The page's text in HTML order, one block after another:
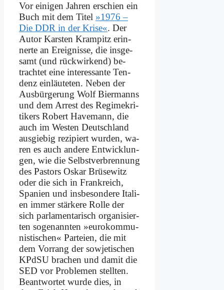
Vor ei­ni­gen Jah­ren er­schien ein
Buch mit dem Ti­tel »1976 –
Die DDR in der Kri­se«. Der
Au­tor Kar­sten Kram­pitz er­in­
ner­te an Er­eig­nis­se, die ins­ge­
samt (und rück­wir­kend) be­
trach­tet ei­ne in­ter­es­san­te Ten­
denz ein­läu­te­ten. Ne­ben der
Aus­bür­ge­rung Wolf Bier­manns
und dem Ar­rest des Re­gime­kri­
ti­kers Ro­bert Ha­ve­mann, die
auch im We­sten Deutsch­land
aus­gie­big re­zi­piert wur­den, wa­
ren es auch an­de­re Ent­wick­lun­
gen, wie die Selbst­ver­bren­nung
des Pa­stors Os­kar Brü­se­witz
oder die sich in Frank­reich,
Spa­ni­en und ins­be­son­de­re Ita­li­
en im­mer stär­ke­re Rol­le der
sich par­la­men­ta­risch or­ga­ni­sier­
ten so­ge­nann­ten »eu­ro­kom­mu­
ni­sti­schen« Par­tei­en, die mit
dem Vor­rang der so­wje­ti­schen
KPdSU bra­chen und da­mit die
SED vor Pro­ble­men stell­ten.
Be­ant­wor­tet wur­de dies, in